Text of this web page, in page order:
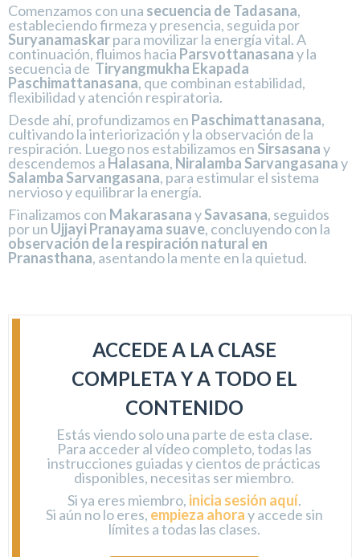
Comenzamos con una secuencia de Tadasana,
estableciendo firmeza y presencia, seguida por
Suryanamaskarpara movilizar la energía vital. A
continuación, fluimos hacia Parsvottanasanay la
secuencia de Tiryangmukha Ekapada
Paschimattanasana, que combinan estabilidad,
flexibilidad y atención respiratoria.
Desde ahí, profundizamos en Paschimattanasana,
cultivando la interiorización y la observación de la
respiración. Luego nos estabilizamos enSirsasanay
descendemos a Halasana, Niralamba Sarvangasanay
Salamba Sarvangasana, para estimular el sistema
nervioso y equilibrar la energía.
Finalizamos con MakarasanaySavasana, seguidos
por un Ujjayi Pranayama suave, concluyendo con la
observación de la respiración natural en
Pranasthana, asentando la mente en la quietud.
ACCEDE A LA CLASE
COMPLETA Y A TODO EL
CONTENIDO
Estás viendo solo una parte de esta clase.
Para acceder al vídeo completo, todas las
instrucciones guiadas y cientos de prácticas
disponibles, necesitas ser miembro.
Si ya eres miembro, inicia sesión aquí.
Si aún no lo eres, empieza ahoray accede sin
límites a todas las clases.